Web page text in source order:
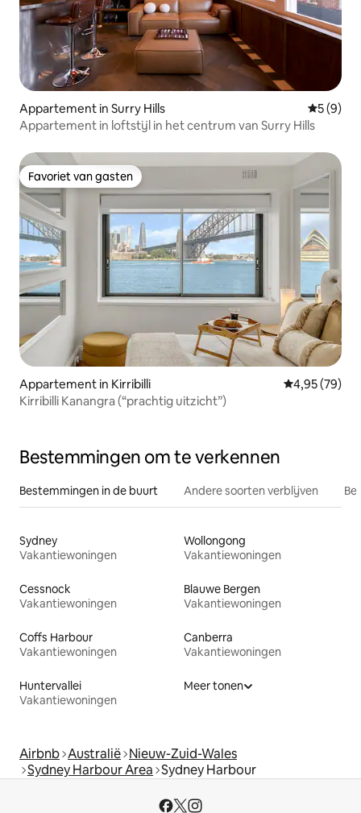
Appartement in Surry Hills
5 (9)
Appartement in loftstijl in het centrum van Surry Hills
Favoriet van gasten
Favoriet van gasten
Appartement in Kirribilli Gemiddelde
4,95 (79)
Kirribilli Kanangra (“prachtig uitzicht”)
Bestemmingen om te verkennen
Bestemmingen in de buurt Andere soorten verblijven
Sydney
Vakantiewoningen
Wollongong
Vakantiewoningen
Cessnock
Vakantiewoningen
Blauwe Bergen
Vakantiewoningen
Coffs Harbour
Vakantiewoningen
Canberra
Vakantiewoningen
Huntervallei
Vakantiewoningen
Meer tonen
Airbnb Australië Nieuw-Zuid-Wales
Sydney Harbour Area Sydney Harbour